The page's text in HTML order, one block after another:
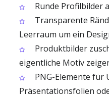
Runde Profilbilder
Transparente
Leerraum um ein
Produktbilder
eigentliche Motiv
PNG-Elemente für
Präsentationsfolien